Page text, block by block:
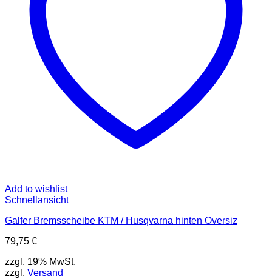
Add to wishlist
Schnellansicht
Galfer Bremsscheibe KTM / Husqvarna hinten Oversiz
79,75 €
zzgl. 19% MwSt.
zzgl. Versand